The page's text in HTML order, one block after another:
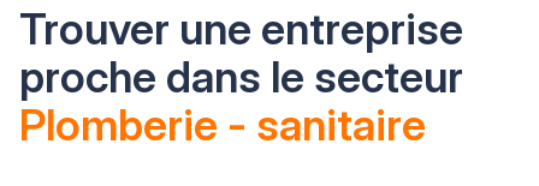
Trouver une entreprise
proche dans le secteur
Plomberie - sanitaire